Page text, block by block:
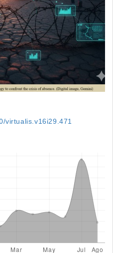
virtualis.v16i29.471